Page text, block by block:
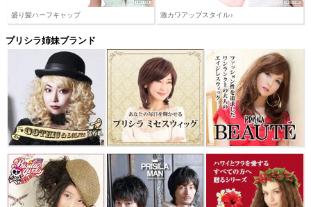
盛り髪ハーフキャップ 激カワアップスタイル♪
プリシラ姉妹ブランド